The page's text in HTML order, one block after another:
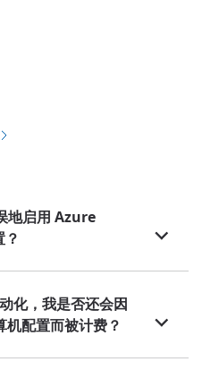
地启用 Azure
化，我是否还会因
配置而被计费？